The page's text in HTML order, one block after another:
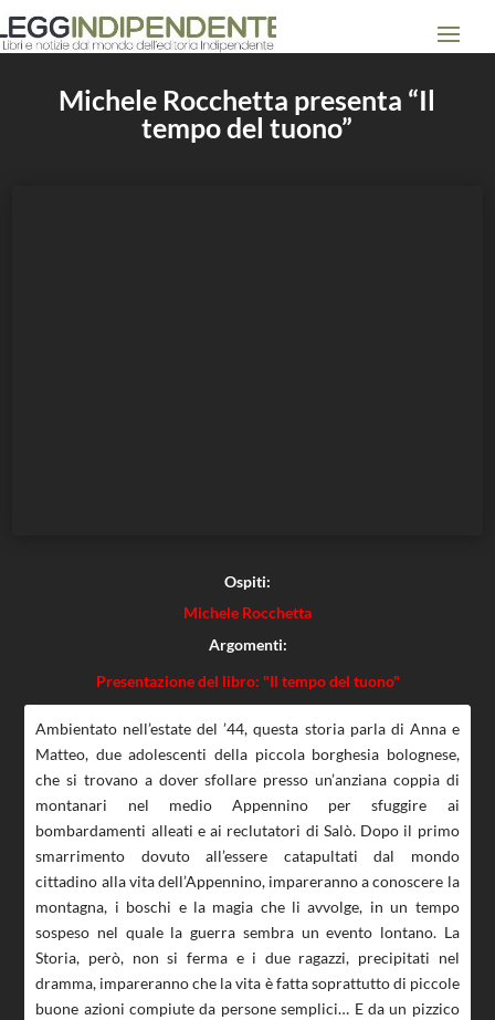
Michele Rocchetta presenta “Il
tempo del tuono”
Ospiti:
Michele Rocchetta
Argomenti:
Presentazione del libro: "Il tempo del tuono"
Ambientato nell’estate del ’44, questa storia parla di Anna e
Matteo, due adolescenti della piccola borghesia bolognese,
che si trovano a dover sfollare presso un’anziana coppia di
montanari nel medio Appennino per sfuggire ai
bombardamenti alleati e ai reclutatori di Salò. Dopo il primo
smarrimento dovuto all’essere catapultati dal mondo
cittadino alla vita dell’Appennino, impareranno a conoscere la
montagna, i boschi e la magia che li avvolge, in un tempo
sospeso nel quale la guerra sembra un evento lontano. La
Storia, però, non si ferma e i due ragazzi, precipitati nel
dramma, impareranno che la vita è fatta soprattutto di piccole
buone azioni compiute da persone semplici… E da un pizzico